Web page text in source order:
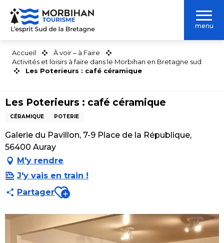
Aller
contenu
menu
Accueil
À voir – à Faire
Activités et loisirs à faire dans le Morbihan en Bretagne sud
Les Poterieurs : café céramique
Les Poterieurs : café céramique
CÉRAMIQUE POTERIE
Galerie du Pavillon, 7-9 Place de la République,
56400 Auray
M'y rendre
J'y vais en train !
PartagerAjouter aux favoris